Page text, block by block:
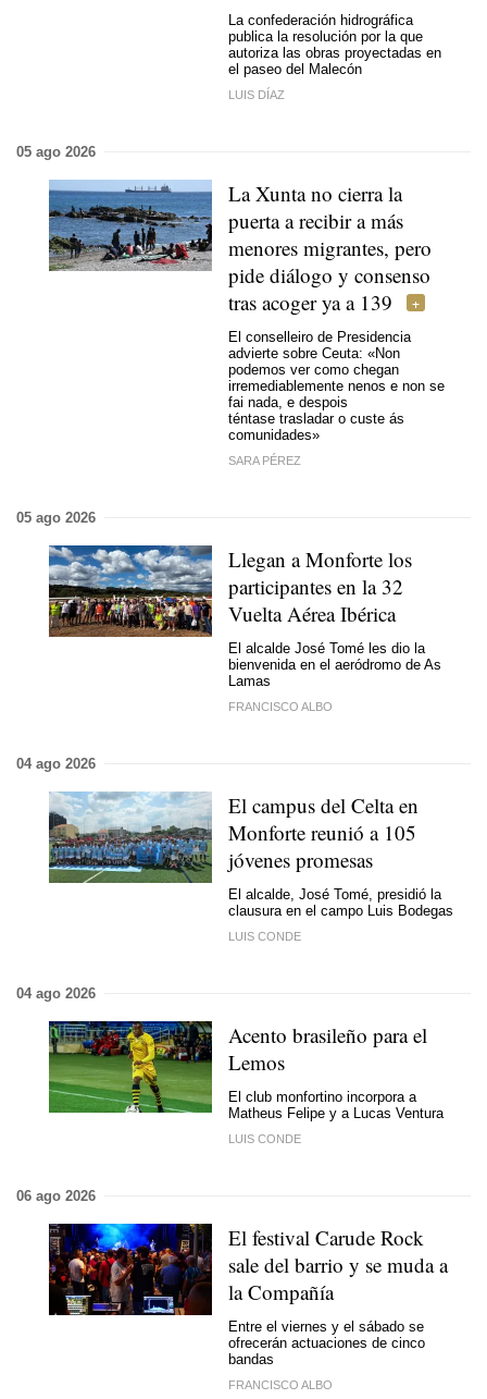
La confederación hidrográfica
publica la resolución por la que
autoriza las obras proyectadas en
el paseo del Malecón
LUIS DÍAZ
05 ago 2026
La Xunta no cierra la
puerta a recibir a más
menores migrantes, pero
pide diálogo y consenso
tras acoger ya a 139
El conselleiro de Presidencia
advierte sobre Ceuta: «Non
podemos ver como chegan
irremediablemente nenos e non se
fai nada, e despois
téntase trasladar o custe ás
comunidades»
SARA PÉREZ
05 ago 2026
Llegan a Monforte los
participantes en la 32
Vuelta Aérea Ibérica
El alcalde José Tomé les dio la
bienvenida en el aeródromo de As
Lamas
FRANCISCO ALBO
04 ago 2026
El campus del Celta en
Monforte reunió a 105
jóvenes promesas
El alcalde, José Tomé, presidió la
clausura en el campo Luis Bodegas
LUIS CONDE
04 ago 2026
Acento brasileño para el
Lemos
El club monfortino incorpora a
Matheus Felipe y a Lucas Ventura
LUIS CONDE
06 ago 2026
El festival Carude Rock
sale del barrio y se muda a
la Compañía
Entre el viernes y el sábado se
ofrecerán actuaciones de cinco
bandas
FRANCISCO ALBO